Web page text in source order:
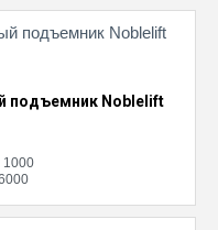
подъемник Noblelift
1000